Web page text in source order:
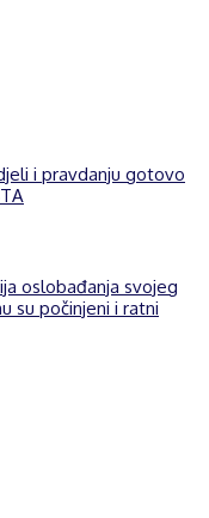
i pravdanju gotovo
oslobađanja svojeg
su počinjeni i ratni